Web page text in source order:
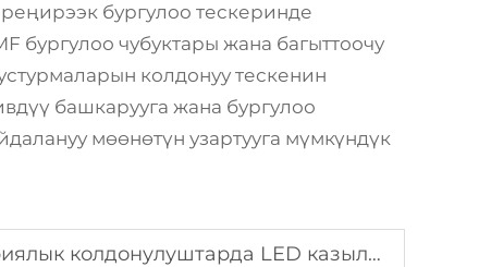
бургулоо тескеринде
бургулоо чубуктары жана багыттоочу
колдонуу тескенин
башкарууга жана бургулоо
мөөнөтүн узартууга мүмкүндүк
LED казылыш лампаларын тандоо ыкмалары